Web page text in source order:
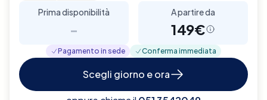
Prima disponibilità
-
A partire da
149€
Pagamento in sede Conferma immediata
Scegli giorno e ora